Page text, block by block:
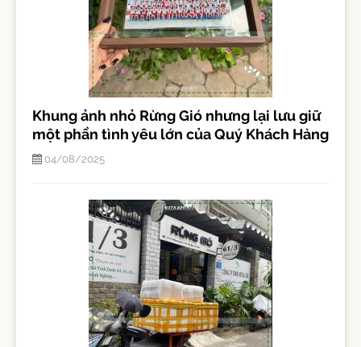
Khung ảnh nhỏ Rừng Gió nhưng lại lưu giữ
một phần tình yêu lớn của Quý Khách Hàng
04/08/2025